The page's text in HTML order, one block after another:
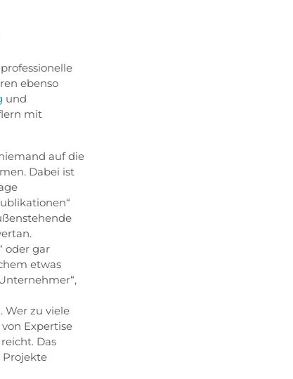
ebenso
und
mit
auf die
Dabei ist
oder gar
etwas
Wer zu viele
Expertise
Das
Projekte